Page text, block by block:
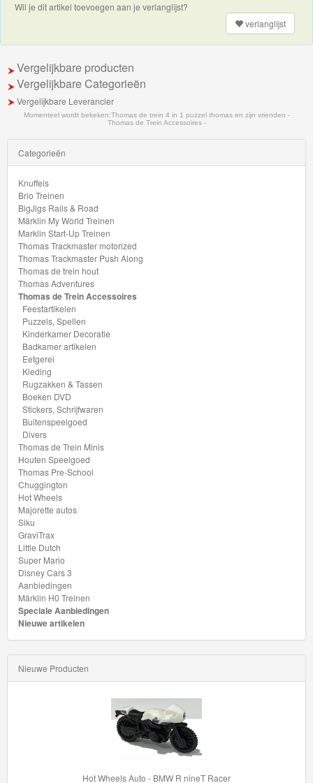
Kleding
Rugzakken
&
Tassen
Boeken
DVD
Stickers,
Schrijfwaren
Buitenspeelgoed
Divers
Thomas
de
Trein
Minis
Houten
Speelgoed
Thomas
Pre-
School
Chuggington
Hot
Wheels
Majorette
autos
Siku
GraviTrax
Wil je dit artikel toevoegen aan je verlanglijst?
verlanglijst
Vergelijkbare producten
Vergelijkbare Categorieën
Vergelijkbare Leverancier
Momenteel wordt bekeken:Thomas de trein 4 in 1 puzzel thomas en zijn vrienden -
Thomas de Trein Accessoires -
Categorieën
Knuffels
Brio Treinen
BigJigs Rails & Road
Märklin My World Treinen
Marklin Start-Up Treinen
Thomas Trackmaster motorized
Thomas Trackmaster Push Along
Thomas de trein hout
Thomas Adventures
Thomas de Trein Accessoires
Feestartikelen
Puzzels, Spellen
Kinderkamer Decoratie
Badkamer artikelen
Eetgerei
Kleding
Rugzakken & Tassen
Boeken DVD
Stickers, Schrijfwaren
Buitenspeelgoed
Divers
Thomas de Trein Minis
Houten Speelgoed
Thomas Pre-School
Chuggington
Hot Wheels
Majorette autos
Siku
GraviTrax
Little Dutch
Super Mario
Disney Cars 3
Aanbiedingen
Märklin H0 Treinen
Speciale Aanbiedingen
Nieuwe artikelen
Nieuwe Producten
Hot Wheels Auto - BMW R nineT Racer